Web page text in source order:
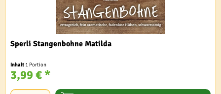
Sperli Stangenbohne Matilda
Inhalt 1 Portion
3,99 € *